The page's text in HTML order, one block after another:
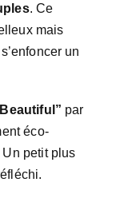
. Ce
mais
un
par
éco-
petit plus